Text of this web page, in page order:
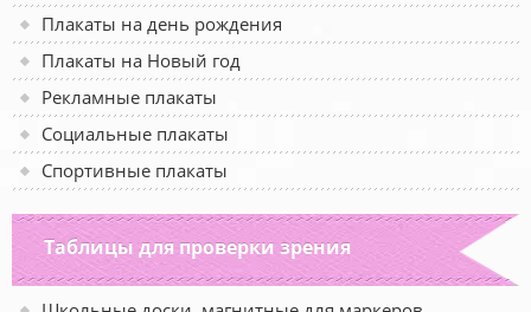
Плакаты на день рождения
Плакаты на Новый год
Рекламные плакаты
Социальные плакаты
Спортивные плакаты
Таблицы для проверки зрения